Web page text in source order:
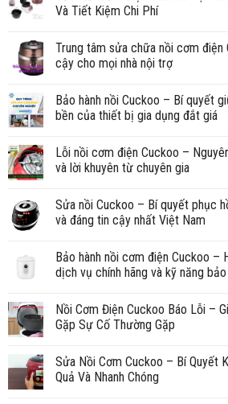
Và Tiết Kiệm Chi Phí
Trung tâm sửa chữa nồi cơm
cậy cho mọi nhà nội trợ
Bảo hành nồi Cuckoo – Bí quyết
bền của thiết bị gia dụng đắt giá
Lỗi nồi cơm điện Cuckoo –
và lời khuyên từ chuyên gia
Sửa nồi Cuckoo – Bí quyết phục
và đáng tin cậy nhất Việt Nam
Bảo hành nồi cơm điện Cuckoo –
dịch vụ chính hãng và kỹ năng
Nồi Cơm Điện Cuckoo Báo Lỗi –
Gặp Sự Cố Thường Gặp
Sửa Nồi Cơm Cuckoo – Bí Quyết
Quả Và Nhanh Chóng